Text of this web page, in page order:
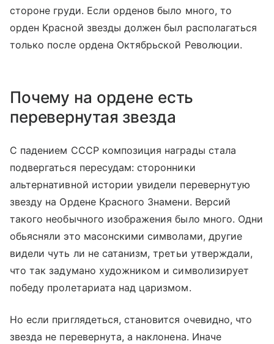
стороне груди. Если орденов было много, то
орден Красной звезды должен был располагаться
только после ордена Октябрьской Революции.
Почему на ордене есть
перевернутая звезда
С падением СССР композиция награды стала
подвергаться пересудам: сторонники
альтернативной истории увидели перевернутую
звезду на Ордене Красного Знамени. Версий
такого необычного изображения было много. Одни
обьясняли это масонскими символами, другие
видели чуть ли не сатанизм, третьи утверждали,
что так задумано художником и символизирует
победу пролетариата над царизмом.
Но если приглядеться, становится очевидно, что
звезда не перевернута, а наклонена. Иначе